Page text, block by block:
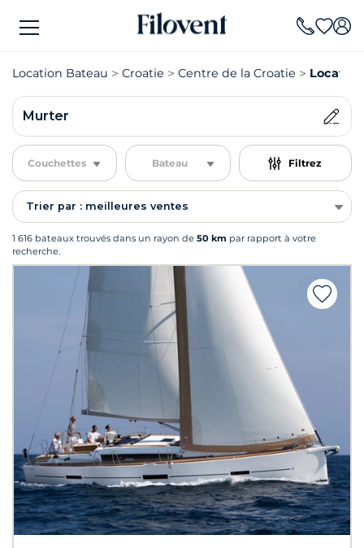
Location Bateau Croatie Centre de la Croatie
Murter
Couchettes Bateau Filtrez
Trier par : meilleures ventes
1 616 bateaux trouvés dans un rayon de 50 km par rapport à votre
recherche.